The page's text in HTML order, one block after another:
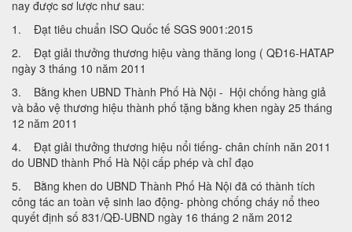
nay được sơ lược như sau:
1. Đạt tiêu chuẩn ISO Quốc tế SGS 9001:2015
2. Đạt giải thưởng thương hiệu vàng thăng long ( QĐ16-HATAP
ngày 3 tháng 10 năm 2011
3. Bằng khen UBND Thành Phố Hà Nội - Hội chống hàng giả
và bảo vệ thương hiệu thành phố tặng bằng khen ngày 25 tháng
12 năm 2011
4. Đạt giải thưởng thương hiệu nổi tiếng- chân chính năn 2011
do UBND thành Phố Hà Nội cấp phép và chỉ đạo
5. Bằng khen do UBND Thành Phố Hà Nội đã có thành tích
công tác an toàn vệ sinh lao động- phòng chống cháy nổ theo
quyết định số 831/QĐ-UBND ngày 16 tháng 2 năm 2012